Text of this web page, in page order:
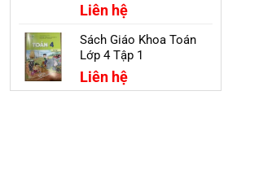
Liên hệ
Sách Giáo Khoa Toán
Lớp 4 Tập 1
Liên hệ